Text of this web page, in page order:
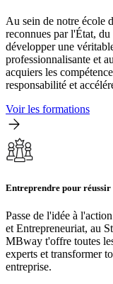
Au sein de notre école
reconnues par l'État,
développer une
professionnalisante et
acquiers les
responsabilité et
Voir les formations
Entreprendre pour réussir
Passe de l'idée à
et Entrepreneuriat, au
MBway t'offre toutes
experts et transformer
entreprise.